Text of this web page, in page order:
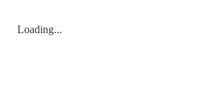
Loading...